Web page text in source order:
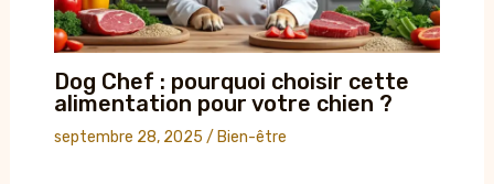
Dog Chef : pourquoi choisir cette
alimentation pour votre chien ?
septembre 28, 2025 / Bien-être